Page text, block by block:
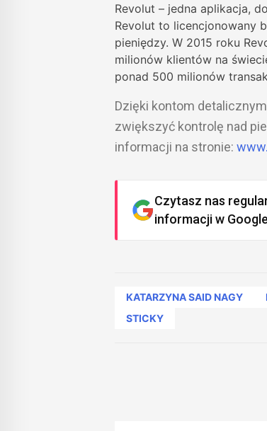
Revolut – jedna aplikacja,
Revolut to licencjonowany
pieniędzy. W 2015 roku
milionów klientów na
ponad 500 milionów
Dzięki kontom
zwiększyć kontrolę nad
informacji na stronie:
Czytasz nas
informacji w
KATARZYNA SAID NAGY
STICKY